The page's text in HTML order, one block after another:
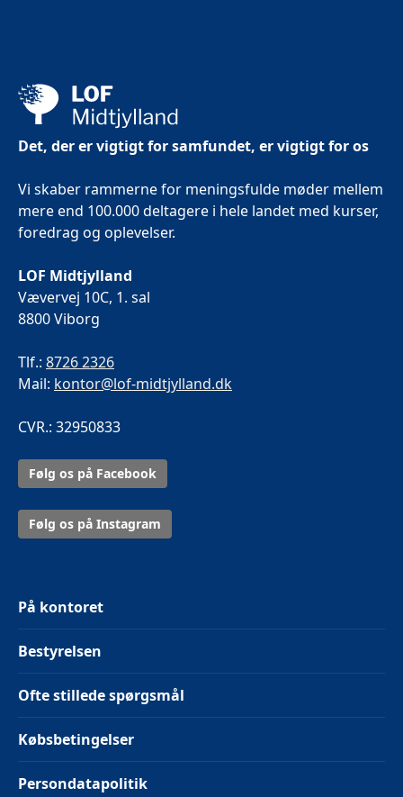
Det, der er vigtigt for samfundet, er vigtigt for os
Vi skaber rammerne for meningsfulde møder mellem
mere end 100.000 deltagere i hele landet med kurser,
foredrag og oplevelser.
LOF Midtjylland
Vævervej 10C, 1. sal
8800 Viborg
Tlf.: 8726 2326
Mail: kontor@lof-midtjylland.dk
CVR.: 32950833
Følg os på Facebook
Følg os på Instagram
På kontoret
Bestyrelsen
Ofte stillede spørgsmål
Købsbetingelser
Persondatapolitik